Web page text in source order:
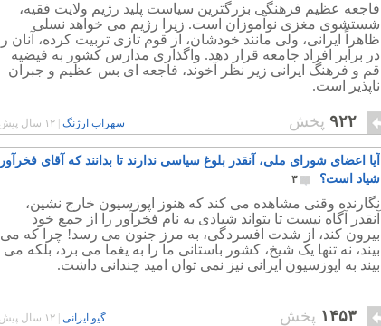
فاجعه عظیم فرهنگی بزرگترین سیاست پلید رژیم ولایت فقیه،
شستشوی مغزی نوآموزان است. زیرا رژیم می خواهد نسلی
ظاهراً ایرانی، ولی مانند خودشان، از قوم تازی تربیت کرده، آنان را
در برابر افراد جامعه قرار دهد. واگذاری مدارس کشور به فیضیه
قم و فرهنگ ایرانی زیر نظر آخوند، فاجعه ای بس عظیم و جبران
ناپذیر است.
۹۲۲ پخش سهراب ارژنگ ۱۲ سال پیش
آیا اعضای شورای ملی، آنقدر بلوغ سیاسی ندارند تا بدانند که آقای فخرآور
شیاد است؟
۳
نگارنده وقتی مشاهده می کند که هنوز اپوزسیون خارج نشین،
آنقدر آگاه نیست تا بتواند شیادی به نام فخرآور را از جمع خود
بیرون کند، از شدت افسردگی، به مرز جنون می رسد! چرا که می
بیند، نه تنها یک شیخ، کشور باستانی ما را به یغما می برد، بلکه می
بیند به اپوزسیون ایرانی نیز نمی توان امید چندانی داشت.
۱۴۵۳ پخش گیو ایرانی ۱۲ سال پیش